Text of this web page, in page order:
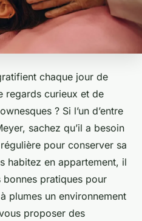
chaque jour de
regards curieux et de
? Si l’un d’entre
sachez qu’il a besoin
pour conserver sa
habitez en appartement, il
bonnes pratiques pour
plumes un environnement
proposer des